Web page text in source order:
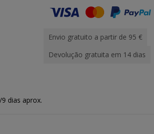
Envio gratuito a partir de 95 €
Devolução gratuita em 14 dias
dias aprox.